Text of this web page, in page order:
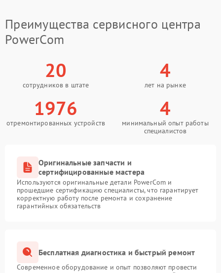
Преимущества сервисного центра
PowerCom
20
сотрудников в штате
4
лет на рынке
1976
отремонтированных устройств
4
минимальный опыт работы
специалистов
Оригинальные запчасти и
сертифицированные мастера
Используются оригинальные детали PowerCom и
прошедшие сертификацию специалисты, что гарантирует
корректную работу после ремонта и сохранение
гарантийных обязательств
Бесплатная диагностика и быстрый ремонт
Современное оборудование и опыт позволяют провести